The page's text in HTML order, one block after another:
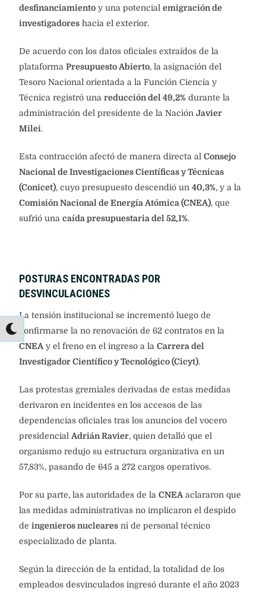
desfinanciamiento y una potencial emigración de
investigadores hacia el exterior.
De acuerdo con los datos oficiales extraídos de la
plataforma Presupuesto Abierto, la asignación del
Tesoro Nacional orientada a la Función Ciencia y
Técnica registró una reducción del 49,2% durante la
administración del presidente de la Nación Javier
Milei.
Esta contracción afectó de manera directa al Consejo
Nacional de Investigaciones Científicas y Técnicas
(Conicet), cuyo presupuesto descendió un 40,3%, y a la
Comisión Nacional de Energía Atómica (CNEA), que
sufrió una caída presupuestaria del 52,1%.
POSTURAS ENCONTRADAS POR
DESVINCULACIONES
La tensión institucional se incrementó luego de
confirmarse la no renovación de 62 contratos en la
CNEA y el freno en el ingreso a la Carrera del
Investigador Científico y Tecnológico (Cicyt).
Las protestas gremiales derivadas de estas medidas
derivaron en incidentes en los accesos de las
dependencias oficiales tras los anuncios del vocero
presidencial Adrián Ravier, quien detalló que el
organismo redujo su estructura organizativa en un
57,83%, pasando de 645 a 272 cargos operativos.
Por su parte, las autoridades de la CNEA aclararon que
las medidas administrativas no implicaron el despido
de ingenieros nucleares ni de personal técnico
especializado de planta.
Según la dirección de la entidad, la totalidad de los
empleados desvinculados ingresó durante el año 2023